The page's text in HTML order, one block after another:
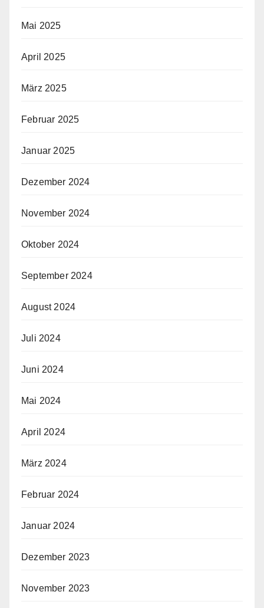
Mai 2025
April 2025
März 2025
Februar 2025
Januar 2025
Dezember 2024
November 2024
Oktober 2024
September 2024
August 2024
Juli 2024
Juni 2024
Mai 2024
April 2024
März 2024
Februar 2024
Januar 2024
Dezember 2023
November 2023